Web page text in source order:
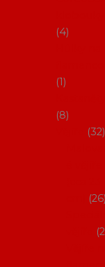
4
1
8
32
26
2